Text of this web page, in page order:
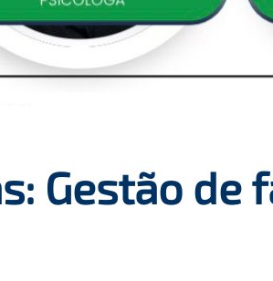
Gestão de